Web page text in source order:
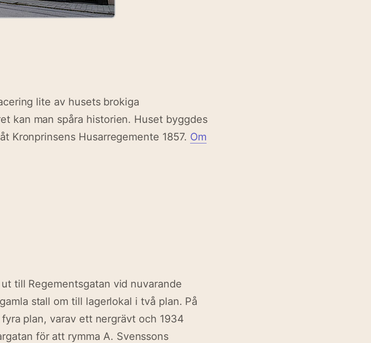
lite av husets brokiga
kan man spåra historien. Huset byggdes
Kronprinsens Husarregemente 1857. Om
till Regementsgatan vid nuvarande
stall om till lagerlokal i två plan. På
plan, varav ett nergrävt och 1934
för att rymma A. Svenssons